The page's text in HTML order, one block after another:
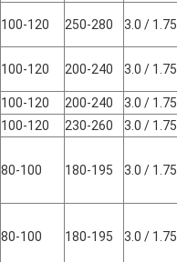
1.75 / 3.0
250-280
100-120
1.75 / 3.0
200-240
100-120
1.75 / 3.0
200-240
100-120
1.75 / 3.0
230-260
100-120
1.75 / 3.0
180-195
80-100
1.75 / 3.0
180-195
80-100